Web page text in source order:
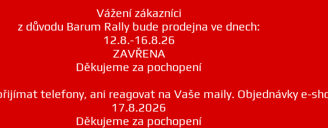
Vážení zákazníci
z důvodu Barum Rally bude prodejna ve dnech:
12.8.-16.8.26
ZAVŘENA
Děkujeme za pochopení
telefony, ani reagovat na Vaše maily. Objednávky e-
17.8.2026
Děkujeme za pochopení